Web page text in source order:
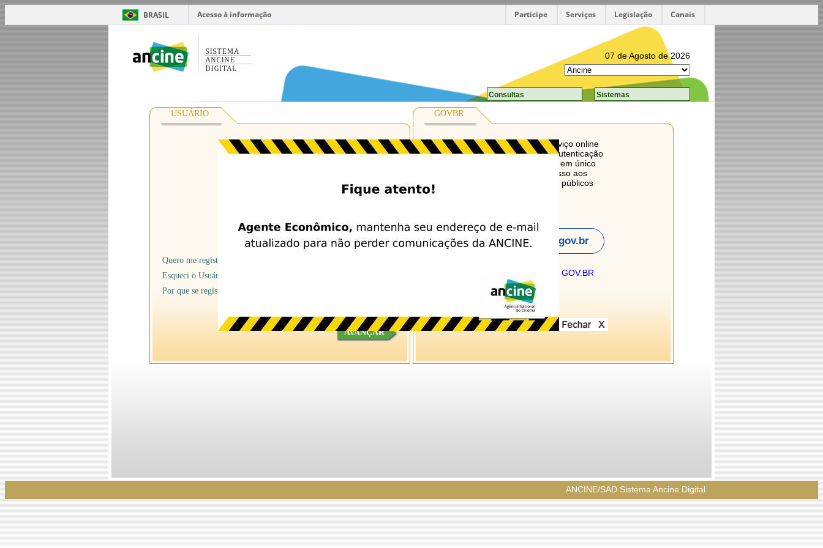
BRASIL Acesso à informação Participe Serviços Legislação Canais
07 de Agosto de 2026
Sistemas
Consultas
USUÁRIO
Usuário
Quero me registrar na Ancine
Esqueci o Usuário/senha
Por que se registrar na Ancine
AVANÇAR
GOVBR
O GovBr é um serviço online
de identificação e autenticação
digital do cidadão em único
meio, para acesso aos
diversos serviços públicos
Entrar com gov.br
Saiba mais sobre GOV.BR
ANCINE/SAD Sistema Ancine Digital